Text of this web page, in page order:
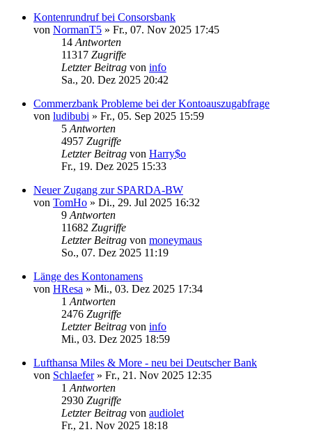
Kontenrundruf bei Consorsbank
von NormanT5 » Fr., 07. Nov 2025 17:45
14 Antworten
11317 Zugriffe
Letzter Beitrag von info
Sa., 20. Dez 2025 20:42
Commerzbank Probleme bei der Kontoauszugabfrage
von ludibubi » Fr., 05. Sep 2025 15:59
5 Antworten
4957 Zugriffe
Letzter Beitrag von Harry$o
Fr., 19. Dez 2025 15:33
Neuer Zugang zur SPARDA-BW
von TomHo » Di., 29. Jul 2025 16:32
9 Antworten
11682 Zugriffe
Letzter Beitrag von moneymaus
So., 07. Dez 2025 11:19
Länge des Kontonamens
von HResa » Mi., 03. Dez 2025 17:34
1 Antworten
2476 Zugriffe
Letzter Beitrag von info
Mi., 03. Dez 2025 18:59
Lufthansa Miles & More - neu bei Deutscher Bank
von Schlaefer» Fr., 21. Nov 2025 12:35
1 Antworten
2930 Zugriffe
Letzter Beitrag von audiolet
Fr., 21. Nov 2025 18:18